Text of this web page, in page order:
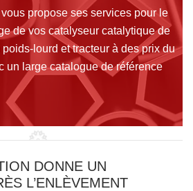
propose ses services pour le
de vos catalyseur catalytique de
lourd et tracteur à des prix du
un large catalogue de référence
DONNE UN
L’ENLÈVEMENT